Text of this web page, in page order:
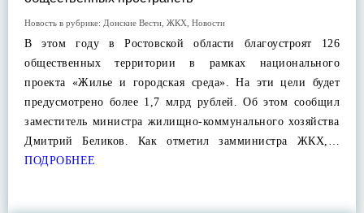
Новость в рубрике: Донские Вести ЖКХ Новости
В этом году в Ростовской области благоустроят 126
общественных территории в рамках национального
проекта «Жилье и городская среда». На эти цели будет
предусмотрено более 1,7 млрд рублей. Об этом сообщил
заместитель министра жилищно-коммунального хозяйства
Дмитрий Беликов. Как отметил замминистра ЖКХ,…
ПОДРОБНЕЕ